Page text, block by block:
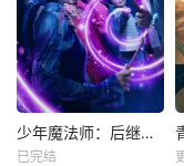
少年魔法师：后继者第三季
已完结